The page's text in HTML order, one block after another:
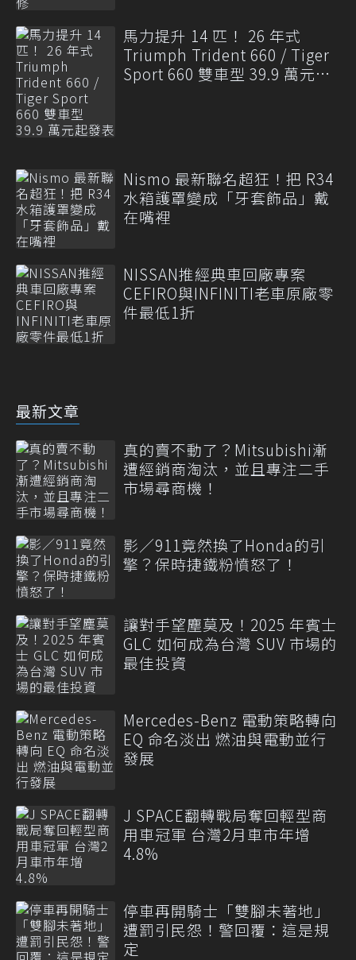
馬力提升 14 匹！ 26 年式
Triumph Trident 660 / Tiger
Sport 660 雙車型 39.9 萬元起
Nismo 最新聯名超狂！把 R34
水箱護罩變成「牙套飾品」戴
在嘴裡
NISSAN推經典車回廠專案
CEFIRO與INFINITI老車原廠零
件最低1折
最新文章
真的賣不動了？Mitsubishi漸
遭經銷商淘汰，並且專注二手
市場尋商機！
影／911竟然換了Honda的引
擎？保時捷鐵粉憤怒了！
讓對手望塵莫及！2025 年賓士
GLC 如何成為台灣 SUV 市場的
最佳投資
Mercedes-Benz 電動策略轉向
EQ 命名淡出 燃油與電動並行
發展
J SPACE翻轉戰局奪回輕型商
用車冠軍 台灣2月車市年增
4.8%
停車再開騎士「雙腳未著地」
遭罰引民怨！警回覆：這是規
定